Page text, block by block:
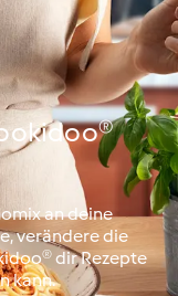
an deine
verändere die
dir Rezepte
kann.